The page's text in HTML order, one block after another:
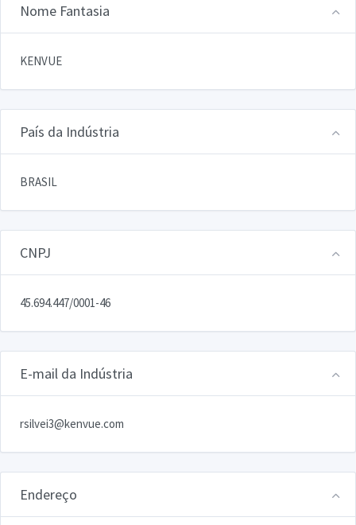
Nome Fantasia
KENVUE
País da Indústria
BRASIL
CNPJ
45.694.447/0001-46
E-mail da Indústria
rsilvei3@kenvue.com
Endereço